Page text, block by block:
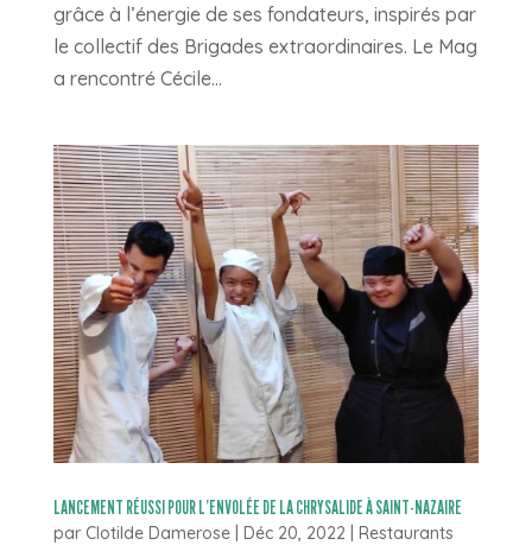
grâce à l’énergie de ses fondateurs, inspirés par
le collectif des Brigades extraordinaires. Le Mag
a rencontré Cécile...
LANCEMENT RÉUSSI POUR L’ENVOLÉE DE LA CHRYSALIDE À SAINT-NAZAIRE
par Clotilde Damerose| Déc 20, 2022| Restaurants